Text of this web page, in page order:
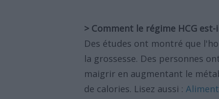
> Comment le régime HCG
Des études ont montré que
la grossesse. Des personnes
maigrir en augmentant le
de calories. Lisez aussi :